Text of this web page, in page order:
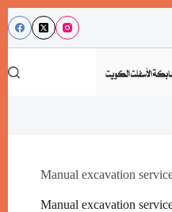
Manual excavation
Manual excavation